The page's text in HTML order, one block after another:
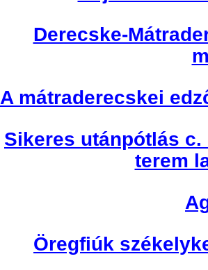
Derecske-
A mátraderecskei
Sikeres utánpótlás c.
terem
Öregfiúk